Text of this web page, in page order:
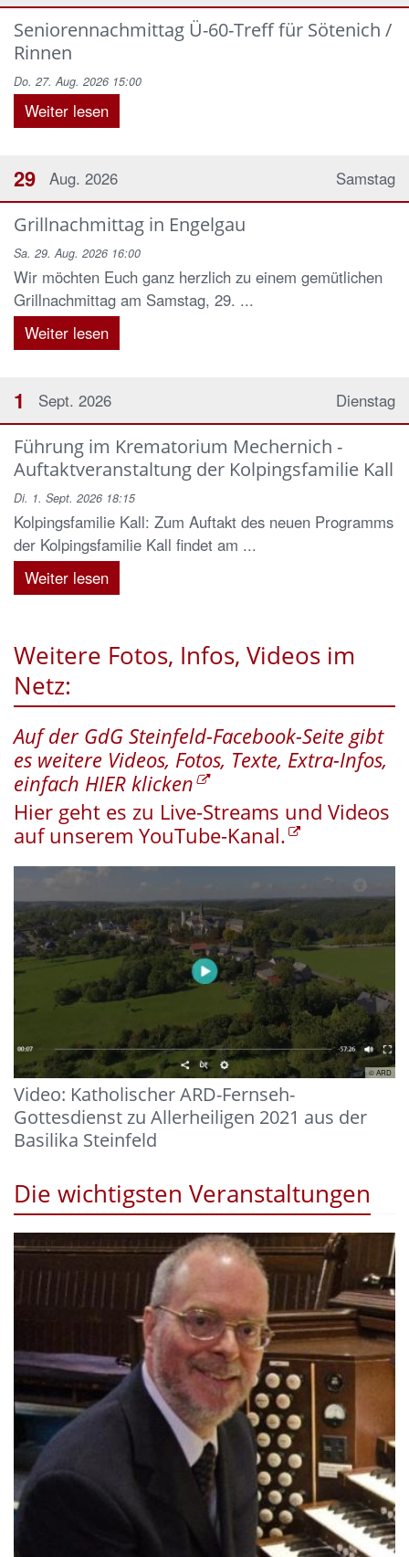
Seniorennachmittag Ü-60-Treff für Sötenich /
Rinnen
Do. 27. Aug. 2026 15:00
Weiter lesen
Samstag
29 Aug. 2026
Grillnachmittag in Engelgau
Sa. 29. Aug. 2026 16:00
Wir möchten Euch ganz herzlich zu einem gemütlichen
Grillnachmittag am Samstag, 29. ...
Weiter lesen
Dienstag
1 Sept. 2026
Führung im Krematorium Mechernich -
Auftaktveranstaltung der Kolpingsfamilie Kall
Di. 1. Sept. 2026 18:15
Kolpingsfamilie Kall: Zum Auftakt des neuen Programms
der Kolpingsfamilie Kall findet am ...
Weiter lesen
Weitere Fotos, Infos, Videos im
Netz:
Auf der GdG Steinfeld-Facebook-Seite gibt
es weitere Videos, Fotos, Texte, Extra-Infos,
einfach HIER klicken
Hier geht es zu Live-Streams und Videos
auf unserem YouTube-Kanal.
© ARD
Video: Katholischer ARD-Fernseh-
Gottesdienst zu Allerheiligen 2021 aus der
Basilika Steinfeld
Die wichtigsten Veranstaltungen